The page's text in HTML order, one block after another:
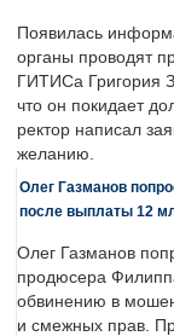
Появилась
органы проводят
ГИТИСа Григория
что он покидает
ректор написал
желанию.
Олег Газманов
после выплаты 12
Олег Газманов
продюсера
обвинению в
и смежных прав.